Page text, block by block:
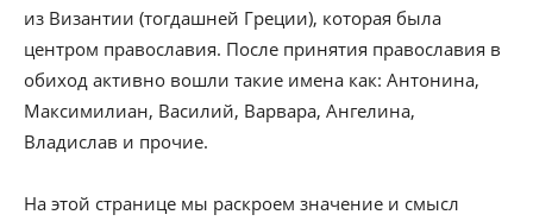
из Византии (тогдашней Греции), которая была
центром православия. После принятия православия в
обиход активно вошли такие имена как: Антонина,
Максимилиан, Василий, Варвара, Ангелина,
Владислав и прочие.
На этой странице мы раскроем значение и смысл